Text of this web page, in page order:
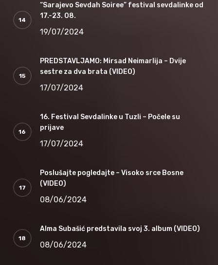
“Sarajevo Sevdah Soiree” festival sevdalinke od
17.-23. 08.
19/07/2024
PREDSTAVLJAMO: Mirsad Neimarlija – Dvije
sestre za dva brata (VIDEO)
17/07/2024
16. Festival Sevdalinke u Tuzli – Počele su
prijave
17/07/2024
Poslušajte pogledajte – Visoko srce Bosne
(VIDEO)
08/06/2024
Alma Subašić predstavila svoj 3. album (VIDEO)
08/06/2024